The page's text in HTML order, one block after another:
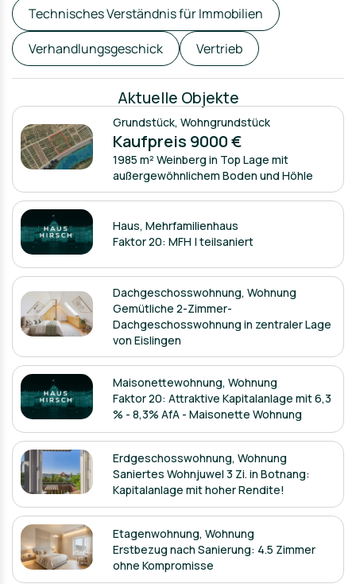
Technisches Verständnis für Immobilien
Verhandlungsgeschick
Vertrieb
Aktuelle Objekte
Grundstück,Wohngrundstück
Kaufpreis 9000 €
1985 m² Weinberg in Top Lage mit
außergewöhnlichem Boden und Höhle
Haus,Mehrfamilienhaus
Faktor 20: MFH | teilsaniert
Dachgeschosswohnung,Wohnung
Gemütliche 2-Zimmer-
Dachgeschosswohnung in zentraler Lage
von Eislingen
Maisonettewohnung,Wohnung
Faktor 20: Attraktive Kapitalanlage mit 6,3
% - 8,3% AfA - Maisonette Wohnung
Erdgeschosswohnung,Wohnung
Saniertes Wohnjuwel 3 Zi. in Botnang:
Kapitalanlage mit hoher Rendite!
Etagenwohnung,Wohnung
Erstbezug nach Sanierung: 4.5 Zimmer
ohne Kompromisse